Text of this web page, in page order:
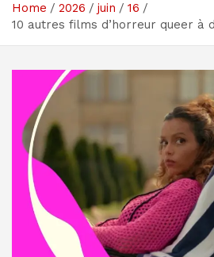
Home 2026 juin
16
10 autres films d’horreur queer à